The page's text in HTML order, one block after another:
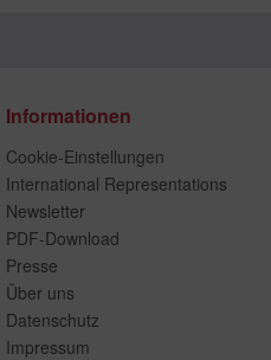
Informationen
Cookie-Einstellungen
International Representations
Newsletter
PDF-Download
Presse
Über uns
Datenschutz
Impressum